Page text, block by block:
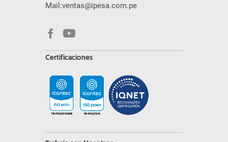
Mail:ventas@ipesa.com.pe
Certificaciones